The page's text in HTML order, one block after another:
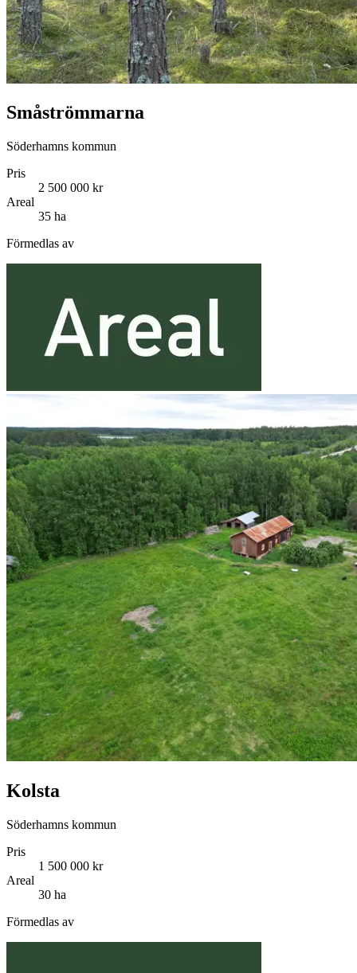
Småströmmarna
Söderhamns kommun
Pris
2 500 000 kr
Areal
35 ha
Förmedlas av
Kolsta
Söderhamns kommun
Pris
1 500 000 kr
Areal
30 ha
Förmedlas av